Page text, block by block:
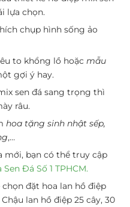
lựa chọn.
chụp hình sống ảo
to khổng lồ hoặc mẫu
gợi ý hay.
sen đá sang trọng thì
râu.
hoa tặng sinh nhật sếp,
,…
mới, bạn có thể truy cập
Đá Số 1 TPHCM.
đặt hoa lan hồ điệp
lan hồ điệp 25 cây, 30